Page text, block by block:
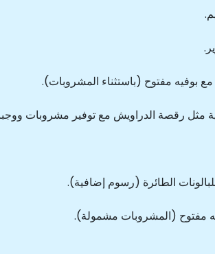
مع بوفيه مفتوح (باستثناء المشروبات).
مثل رقصة الدراويش مع توفير مشروبات
الطائرة (رسوم إضافية).
مفتوح (المشروبات مشمولة).